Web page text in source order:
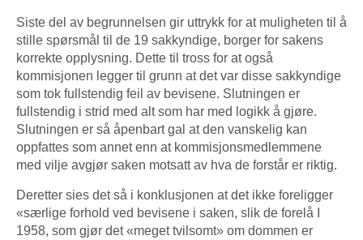
Siste del av begrunnelsen gir uttrykk for at muligheten til å
stille spørsmål til de 19 sakkyndige, borger for sakens
korrekte opplysning. Dette til tross for at også
kommisjonen legger til grunn at det var disse sakkyndige
som tok fullstendig feil av bevisene. Slutningen er
fullstendig i strid med alt som har med logikk å gjøre.
Slutningen er så åpenbart gal at den vanskelig kan
oppfattes som annet enn at kommisjonsmedlemmene
med vilje avgjør saken motsatt av hva de forstår er riktig.
Deretter sies det så i konklusjonen at det ikke foreligger
«særlige forhold ved bevisene i saken, slik de forelå I
1958, som gjør det «meget tvilsomt» om dommen er